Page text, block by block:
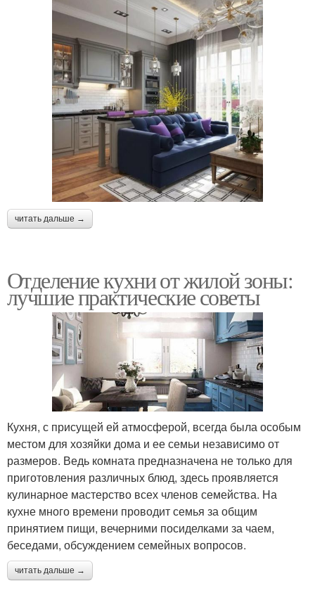
читать дальше →
Отделение кухни от жилой зоны:
лучшие практические советы
Кухня, с присущей ей атмосферой, всегда была особым
местом для хозяйки дома и ее семьи независимо от
размеров. Ведь комната предназначена не только для
приготовления различных блюд, здесь проявляется
кулинарное мастерство всех членов семейства. На
кухне много времени проводит семья за общим
принятием пищи, вечерними посиделками за чаем,
беседами, обсуждением семейных вопросов.
читать дальше →